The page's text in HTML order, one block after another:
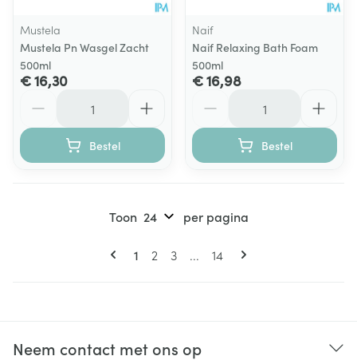
Mustela
Mustela Pn Wasgel Zacht
500ml
€ 16,30
Bestel
Naif
Naif Relaxing Bath Foam
500ml
€ 16,98
Bestel
Pagina's
U lees momenteel pagina
1 Pagina
2 Pagina
3 ... Pagina
14
Toon per pagina
Neem contact met ons op